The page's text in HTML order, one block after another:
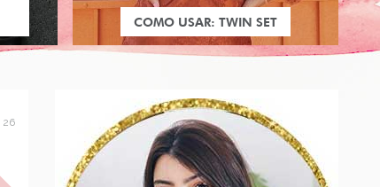
COMO USAR: TWIN SET
26